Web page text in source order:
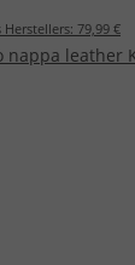
79,99 €